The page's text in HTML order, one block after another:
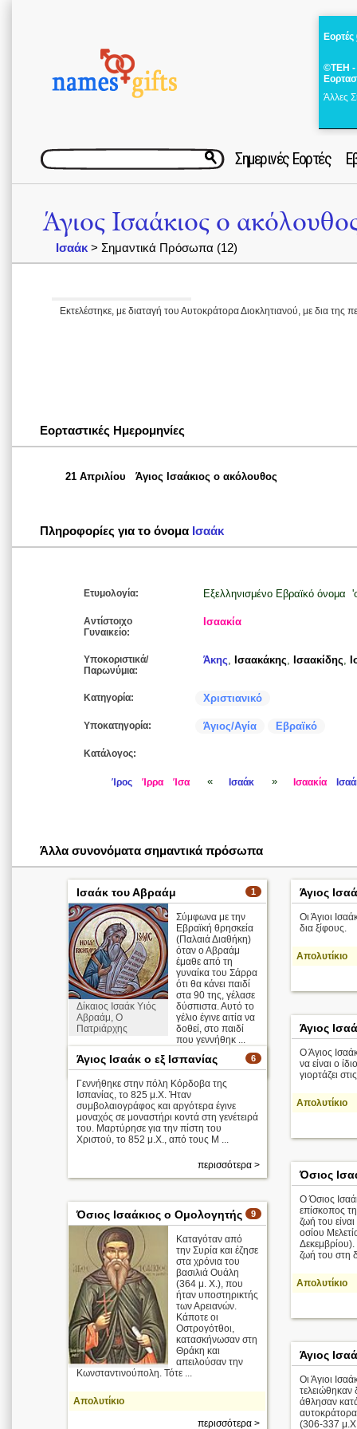
Εορτές
©ΤΕΗ -
Άλλες
Σημερινές Εορτές
Άγιος Ισαάκιος ο
Ισαάκ > Σημαντικά Πρόσωπα (12)
Εκτελέστηκε, με διαταγή του Αυτοκράτορα Διοκλητιανού, με δια της
Εορταστικές Ημερομηνίες
21 Απριλίου Άγιος Ισαάκιος ο ακόλουθος
Πληροφορίες για το όνομα Ισαάκ
Ετυμολογία: Εξελληνισμένο Εβραϊκό όνομα
Αντίστοιχο
Γυναικείο:
Ισαακία
Υποκοριστικά/
Παρωνύμια:
Άκης, Ισαακάκης, Ισαακίδης,
Κατηγορία: Χριστιανικό
Υποκατηγορία: Άγιος/Αγία Εβραϊκό
Κατάλογος:
Ίρος Ίρρα Ίσα « Ισαάκ » Ισαακία
Άλλα συνονόματα σημαντικά πρόσωπα
1
Ισαάκ του Αβραάμ
Δίκαιος Ισαάκ Υιός
Αβραάμ, Ο
Πατριάρχης
Σύμφωνα με την
Εβραϊκή θρησκεία
(Παλαιά Διαθήκη)
όταν ο Αβραάμ
έμαθε από τη
γυναίκα του Σάρρα
ότι θα κάνει παιδί
στα 90 της, γέλασε
δύσπιστα. Αυτό το
γέλιο έγινε αιτία να
δοθεί, στο παιδί
που γεννήθηκ ...
περισσότερα >
Άγιος
Οι Άγιοι
δια ξίφους.
Απολυτίκιο
Άγιος
Ο Άγιος
να είναι ο
γιορτάζει
Απολυτίκιο
6
Άγιος Ισαάκ ο εξ Ισπανίας
Γεννήθηκε στην πόλη Κόρδοβα της
Ισπανίας, το 825 μ.Χ. Ήταν
συμβολαιογράφος και αργότερα έγινε
μοναχός σε μοναστήρι κοντά στη γενέτειρά
του. Μαρτύρησε για την πίστη του
Χριστού, το 852 μ.Χ., από τους Μ ...
περισσότερα >
Όσιος
Ο Όσιος
επίσκοπος
ζωή του
οσίου
ζωή του στη
Απολυτίκιο
9
Όσιος Ισαάκιος ο Ομολογητής
Kαταγόταν από
την Συρία και έζησε
στα χρόνια του
βασιλιά Ουάλη
(364 μ. Χ.), που
ήταν υποστηρικτής
των Αρειανών.
Κάποτε οι
Οστρογότθοι,
κατασκήνωσαν στη
Θράκη και
απειλούσαν την
Κωνσταντινούπολη. Τότε ...
Απολυτίκιο
περισσότερα >
Άγιος
Οι Άγιοι
τελειώθηκαν
άθλησαν
(306-337